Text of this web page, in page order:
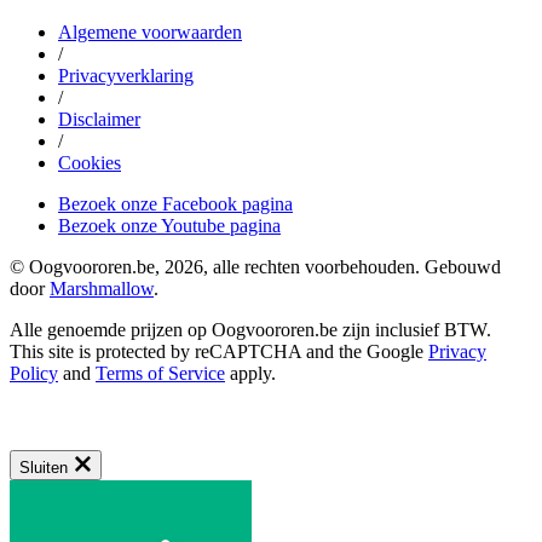
Algemene voorwaarden
/
Privacyverklaring
/
Disclaimer
/
Cookies
Bezoek onze Facebook pagina
Bezoek onze Youtube pagina
© Oogvoororen.be, 2026, alle rechten voorbehouden. Gebouwd
doorMarshmallow.
Alle genoemde prijzen op Oogvoororen.be zijn inclusief BTW.
This site is protected by reCAPTCHA and the Google Privacy
Policy and Terms of Service apply.
Sluiten